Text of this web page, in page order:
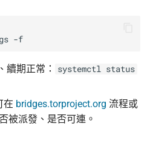
續期正常：
systemctl status
在 bridges.torproject.org 流程或
被派發、是否可連。